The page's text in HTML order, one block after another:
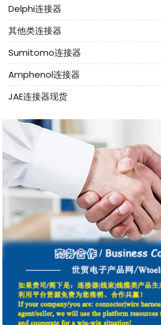
Delphi连接器
其他类连接器
Sumitomo连接器
Amphenol连接器
JAE连接器现货